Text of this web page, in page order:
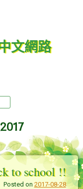
文網路
to school !!
Posted on 2017-08-28